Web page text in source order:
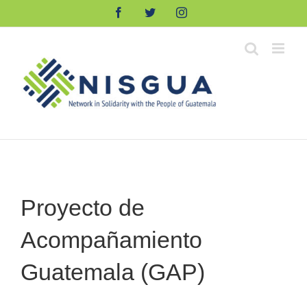
FacebookTwitterInstagram
Proyecto de
Acompañamiento
Guatemala (GAP)